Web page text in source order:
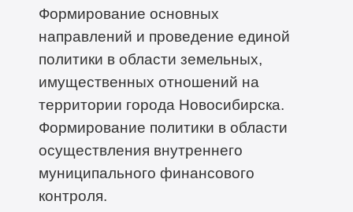
Формирование основных
направлений и проведение единой
политики в области земельных,
имущественных отношений на
территории города Новосибирска.
Формирование политики в области
осуществления внутреннего
муниципального финансового
контроля.